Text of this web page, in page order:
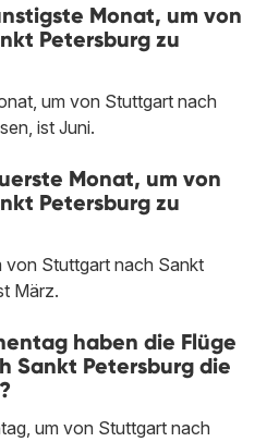
Monat, um von
Petersburg zu
um von Stuttgart nach
ist Juni.
Monat, um von
Petersburg zu
von Stuttgart nach Sankt
März.
haben die Flüge
Sankt Petersburg die
um von Stuttgart nach